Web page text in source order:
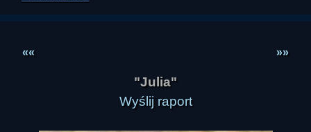
«« »»
"Julia"
Wyślij raport